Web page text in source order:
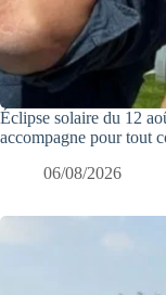
Éclipse solaire du 12
accompagne pour tout
06/08/2026